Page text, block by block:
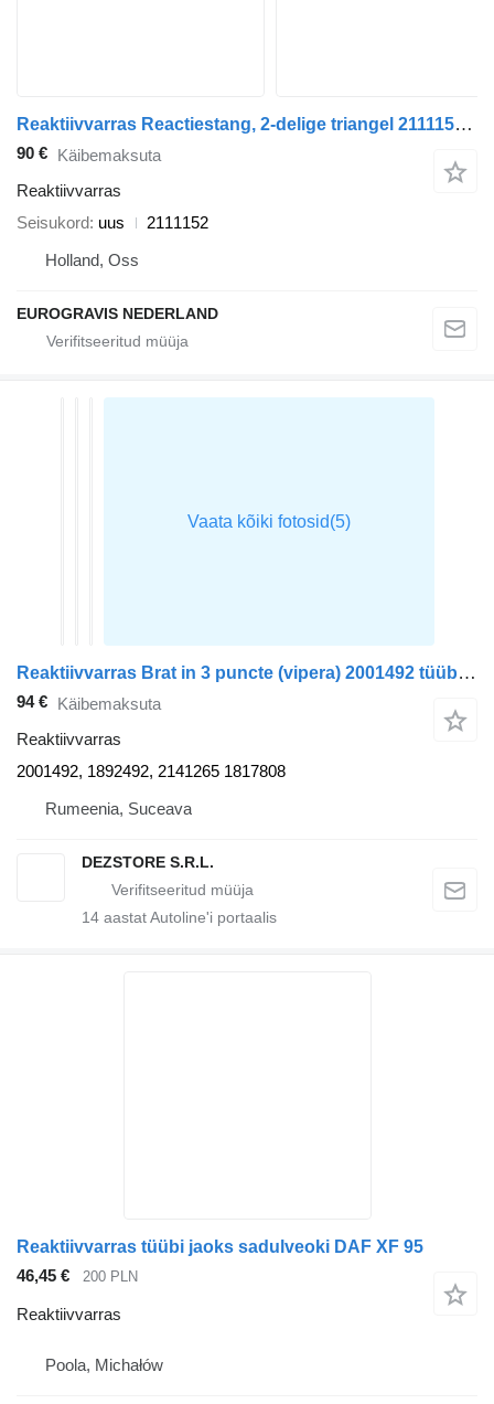
Reaktiivvarras Reactiestang, 2-delige triangel 2111152 tüübi jaoks sadulveoki DAF F95,95XF,XF95/105
90 € Käibemaksuta
Reaktiivvarras
Seisukord uus
2111152
Holland, Oss
EUROGRAVIS NEDERLAND
Reaktiivvarras Brat in 3 puncte (vipera) 2001492 tüübi jaoks sadulveoki DAF XF105
94 € Käibemaksuta
Reaktiivvarras
2001492, 1892492, 2141265 1817808
Rumeenia, Suceava
DEZSTORE S.R.L.
14 aastat Autoline'i portaalis
Reaktiivvarras tüübi jaoks sadulveoki DAF XF 95
46,45 €
200 PLN
Reaktiivvarras
Poola, Michałów